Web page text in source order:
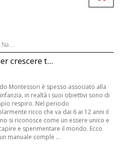
Na ...
crescere t...
Montessori è spesso associato alla
in realtà i suoi obiettivi sono di
respiro. Nel periodo
ricco che va dai 6 ai 12 anni il
si riconosce come un essere unico e
e sperimentare il mondo. Ecco
manuale comple ...